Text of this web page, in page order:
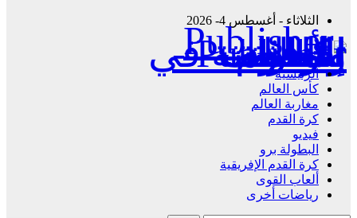
الثلاثاء - أغسطس 4- 2026
Publisher - تغطية إخبارية لكافة الأحداث الرياضية في المغرب والعالم.
الرئيسية
كأس العالم
مغاربة العالم
كرة القدم
فيديو
البطولة برو
كرة القدم الإفريقية
ألعاب القوى
رياضات أخرى